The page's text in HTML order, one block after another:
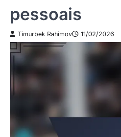
pessoais
Timurbek Rahimov 11/02/2026